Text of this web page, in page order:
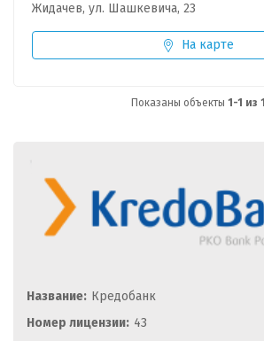
Жидачев, ул. Шашкевича, 23
На карте
Показаны объекты 1-1 из 1
Название: Кредобанк
Номер лицензии: 43